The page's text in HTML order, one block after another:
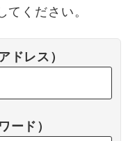
てください。
ドレス）
ード）